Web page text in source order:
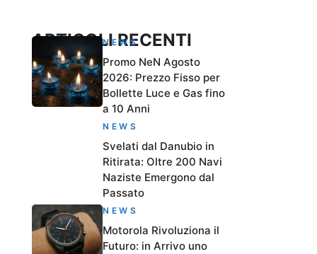
ARTICOLI RECENTI
NEWS
Promo NeN Agosto
2026: Prezzo Fisso per
Bollette Luce e Gas fino
a 10 Anni
NEWS
Svelati dal Danubio in
Ritirata: Oltre 200 Navi
Naziste Emergono dal
Passato
NEWS
Motorola Rivoluziona il
Futuro: in Arrivo uno